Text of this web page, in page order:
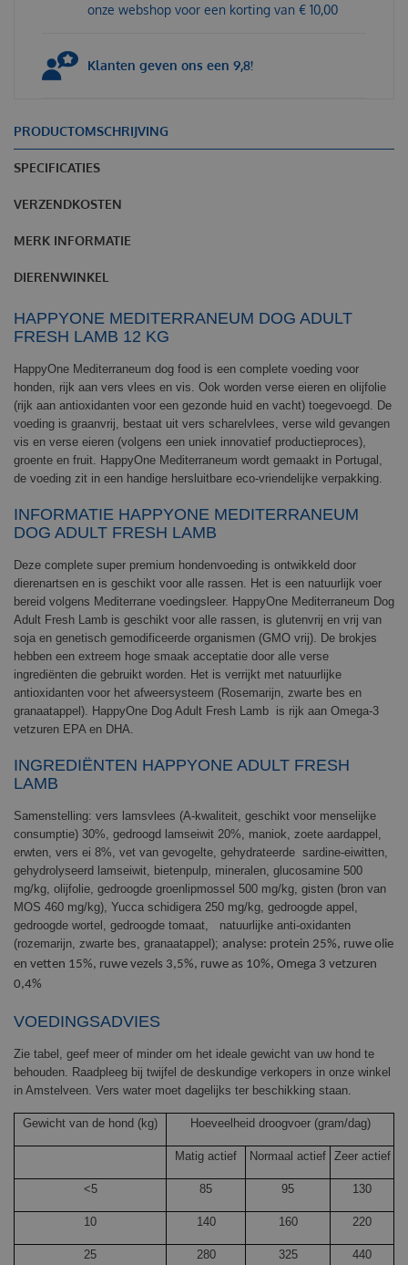
onze webshop voor een korting van € 10,00
Klanten geven ons een 9,8!
PRODUCTOMSCHRIJVING
SPECIFICATIES
VERZENDKOSTEN
MERK INFORMATIE
DIERENWINKEL
HAPPYONE MEDITERRANEUM DOG ADULT
FRESH LAMB 12 KG
HappyOne Mediterraneum dog food is een complete voeding voor
honden, rijk aan vers vlees en vis. Ook worden verse eieren en olijfolie
(rijk aan antioxidanten voor een gezonde huid en vacht) toegevoegd. De
voeding is graanvrij, bestaat uit vers scharelvlees, verse wild gevangen
vis en verse eieren (volgens een uniek innovatief productieproces),
groente en fruit. HappyOne Mediterraneum wordt gemaakt in Portugal,
de voeding zit in een handige hersluitbare eco-vriendelijke verpakking.
INFORMATIE HAPPYONE MEDITERRANEUM
DOG ADULT FRESH LAMB
Deze complete super premium hondenvoeding is ontwikkeld door
dierenartsen en is geschikt voor alle rassen. Het is een natuurlijk voer
bereid volgens Mediterrane voedingsleer. HappyOne Mediterraneum Dog
Adult Fresh Lamb is geschikt voor alle rassen, is glutenvrij en vrij van
soja en genetisch gemodificeerde organismen (GMO vrij). De brokjes
hebben een extreem hoge smaak acceptatie door alle verse
ingrediënten die gebruikt worden. Het is verrijkt met natuurlijke
antioxidanten voor het afweersysteem (Rosemarijn, zwarte bes en
granaatappel). HappyOne Dog Adult Fresh Lamb is rijk aan Omega-3
vetzuren EPA en DHA.
INGREDIËNTEN HAPPYONE ADULT FRESH
LAMB
Samenstelling: vers lamsvlees (A-kwaliteit, geschikt voor menselijke
consumptie) 30%, gedroogd lamseiwit 20%, maniok, zoete aardappel,
erwten, vers ei 8%, vet van gevogelte, gehydrateerde sardine-eiwitten,
gehydrolyseerd lamseiwit, bietenpulp, mineralen, glucosamine 500
mg/kg, olijfolie, gedroogde groenlipmossel 500 mg/kg, gisten (bron van
MOS 460 mg/kg), Yucca schidigera 250 mg/kg, gedroogde appel,
gedroogde wortel, gedroogde tomaat, natuurlijke anti-oxidanten
(rozemarijn, zwarte bes, granaatappel); analyse: protein 25%, ruwe olie
en vetten 15%, ruwe vezels 3,5%, ruwe as 10%, Omega 3 vetzuren
0,4%
VOEDINGSADVIES
Zie tabel, geef meer of minder om het ideale gewicht van uw hond te
behouden. Raadpleeg bij twijfel de deskundige verkopers in onze winkel
in Amstelveen. Vers water moet dagelijks ter beschikking staan.
Gewicht van de hond (kg) Hoeveelheid droogvoer (gram/dag)
Matig actief Normaal actief Zeer actief
<5 85 95 130
10 140 160 220
25 280 325 440